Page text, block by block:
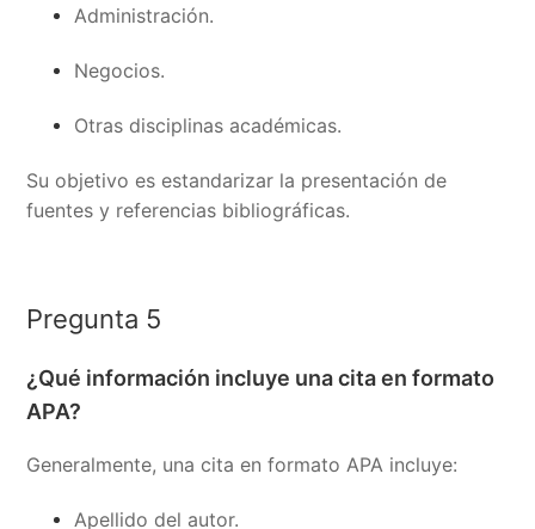
Administración.
Negocios.
Otras disciplinas académicas.
Su objetivo es estandarizar la presentación de
fuentes y referencias bibliográficas.
Pregunta 5
¿Qué información incluye una cita en formato
APA?
Generalmente, una cita en formato APA incluye:
Apellido del autor.